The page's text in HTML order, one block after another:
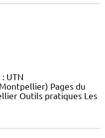
UTN
Pages du
Outils pratiques Les